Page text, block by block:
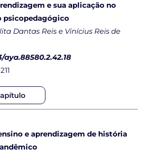
e sua aplicação no
psicopedagógico
Dantas Reis e Vinícius Reis de
aya.88580.2.42.18
e aprendizagem de história